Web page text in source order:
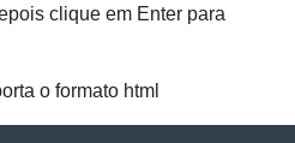
clique em Enter para
o formato html